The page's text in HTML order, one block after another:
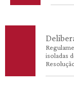
isoladas